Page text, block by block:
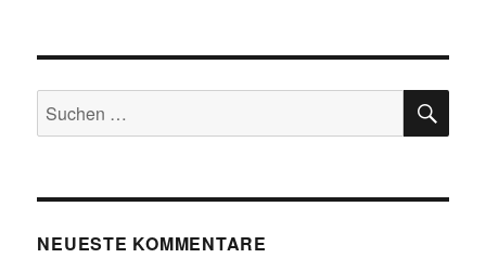
Suchen
nach:
NEUESTE KOMMENTARE